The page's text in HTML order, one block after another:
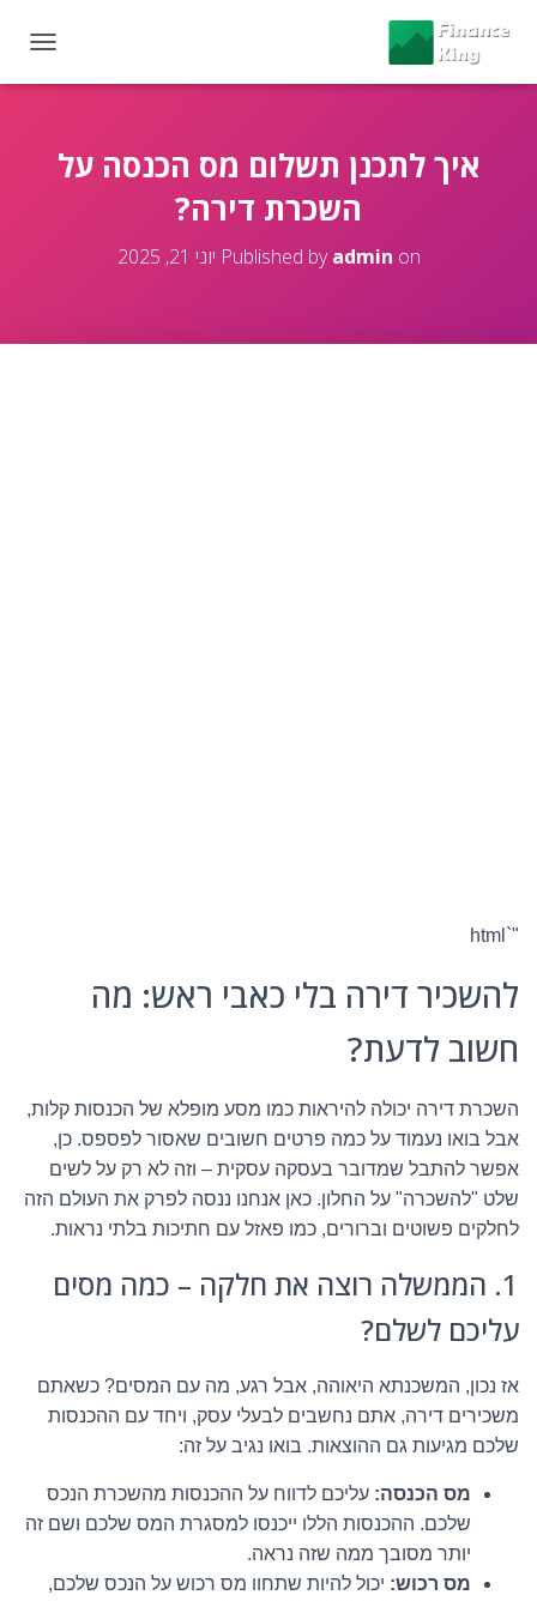
O
איך לתכנן תשלום מס הכנסה על
השכרת דירה?
Published byadmin on יוני 21, 2025
"`html
להשכיר דירה בלי כאבי ראש: מה
חשוב לדעת?
השכרת דירה יכולה להיראות כמו מסע מופלא של הכנסות קלות,
אבל בואו נעמוד על כמה פרטים חשובים שאסור לפספס. כן,
אפשר להתבל שמדובר בעסקה עסקית – וזה לא רק על לשים
שלט "להשכרה" על החלון. כאן אנחנו ננסה לפרק את העולם הזה
לחלקים פשוטים וברורים, כמו פאזל עם חתיכות בלתי נראות.
1. הממשלה רוצה את חלקה – כמה מסים
עליכם לשלם?
אז נכון, המשכנתא היאוהה, אבל רגע, מה עם המסים? כשאתם
משכירים דירה, אתם נחשבים לבעלי עסק, ויחד עם ההכנסות
שלכם מגיעות גם ההוצאות. בואו נגיב על זה:
מס הכנסה: עליכם לדווח על ההכנסות מהשכרת הנכס
שלכם. ההכנסות הללו ייכנסו למסגרת המס שלכם ושם זה
יותר מסובך ממה שזה נראה.
מס רכוש: יכול להיות שתחוו מס רכוש על הנכס שלכם,